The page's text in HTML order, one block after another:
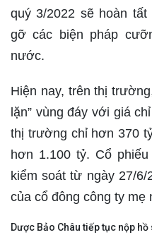
quý 3/2022 sẽ hoàn
gỡ các biện pháp
nước.
Hiện nay, trên thị
lặn” vùng đáy với giá
thị trường chỉ hơn 370
hơn 1.100 tỷ. Cổ
kiểm soát từ ngày 27/
của cổ đông công ty mẹ
Dược Bảo Châu tiếp tục nộp